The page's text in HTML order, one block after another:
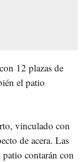
12 plazas de
el patio
vinculado con
de acera. Las
patio contarán con